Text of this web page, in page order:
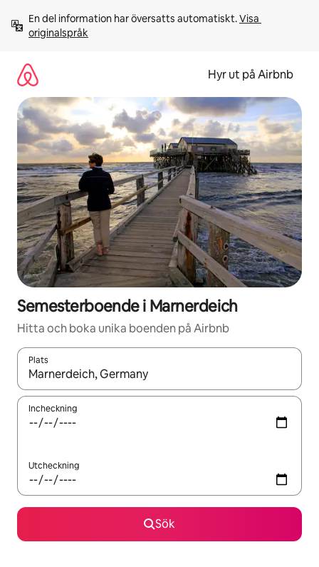
innehåll
En del information har översatts automatiskt. Visa
originalspråk
Hyr ut på Airbnb
Semesterboende i Marnerdeich
Hitta och boka unika boenden på Airbnb
Plats
När resultaten är tillgängliga kan du navigera med upp- och
Incheckning
Utcheckning
Sök